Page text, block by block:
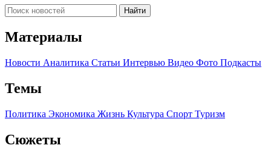
Найти
Материалы
Новости Аналитика Статьи Интервью Видео Фото Подкасты
Темы
Политика Экономика Жизнь Культура Спорт Туризм
Сюжеты